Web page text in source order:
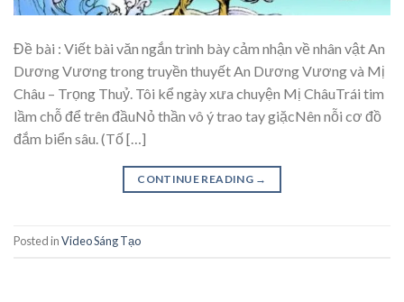
Đề bài : Viết bài văn ngắn trình bày cảm nhận về nhân vật An
Dương Vương trong truyền thuyết An Dương Vương và Mị
Châu – Trọng Thuỷ. Tôi kể ngày xưa chuyện Mị ChâuTrái tim
lầm chỗ để trên đầuNỏ thần vô ý trao tay giặcNên nỗi cơ đồ
đắm biển sâu. (Tố […]
CONTINUE READING →
Posted inVideo Sáng Tạo